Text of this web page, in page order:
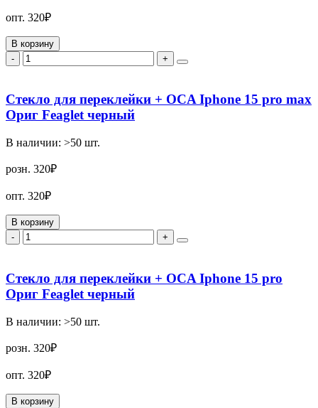
опт. 320₽
В корзину
-
+
Стекло для переклейки + OCA Iphone 15 pro max
Ориг Feaglet черный
В наличии: >50 шт.
розн. 320₽
опт. 320₽
В корзину
-
+
Стекло для переклейки + OCA Iphone 15 pro
Ориг Feaglet черный
В наличии: >50 шт.
розн. 320₽
опт. 320₽
В корзину